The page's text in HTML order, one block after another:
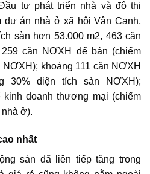
tư phát triển nhà và đô thị
dự án nhà ở xã hội Vân Canh,
sàn hơn 53.000 m2, 463 căn
căn NƠXH để bán (chiếm
khoảng 111 căn NƠXH
30% diện tích sàn NƠXH);
doanh thương mại (chiếm
nhà ở).
nhất
sản đã liên tiếp tăng trong